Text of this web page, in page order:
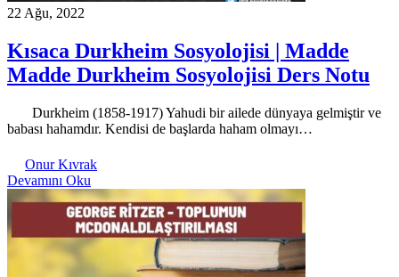
22 Ağu, 2022
Kısaca Durkheim Sosyolojisi | Madde
Madde Durkheim Sosyolojisi Ders Notu
Durkheim (1858-1917) Yahudi bir ailede dünyaya gelmiştir ve
babası hahamdır. Kendisi de başlarda haham olmayı…
Onur Kıvrak
Devamını Oku